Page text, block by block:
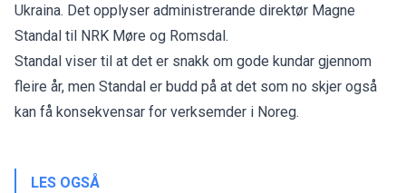
Ukraina. Det opplyser administrerande direktør Magne
Standal til NRK Møre og Romsdal.
Standal viser til at det er snakk om gode kundar gjennom
fleire år, men Standal er budd på at det som no skjer også
kan få konsekvensar for verksemder i Noreg.
LES OGSÅ